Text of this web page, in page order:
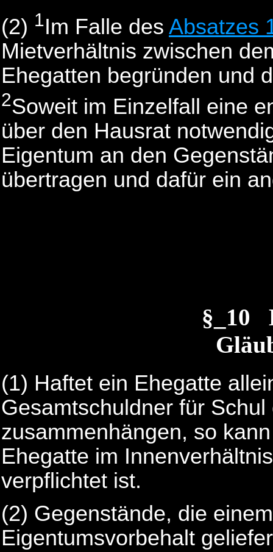
(2) 1Im Falle des Absatzes
Mietverhältnis zwischen
Ehegatten begründen und
2Soweit im Einzelfall eine
über den Hausrat
Eigentum an den
übertragen und dafür ein
§_10
(1) Haftet ein Ehegatte
Gesamtschuldner für
zusammenhängen, so
Ehegatte im
verpflichtet ist.
(2) Gegenstände, die
Eigentumsvorbehalt